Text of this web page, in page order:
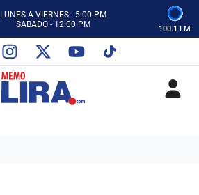
LUNES A VIERNES - 5:00 PM
SABADO - 12:00 PM
CON MEMO LIRA Y SU EQUIPO
LUNES A VIERNES - 5:00 PM
SABADO - 12:00 PM
100.1 FM